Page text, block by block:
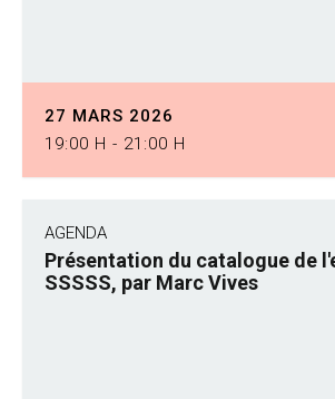
27 MARS 2026
19:00 H - 21:00 H
AGENDA
Présentation du catalogue de
SSSSS, par Marc Vives